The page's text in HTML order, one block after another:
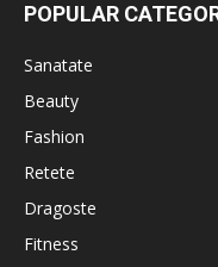
POPULAR
Sanatate
Beauty
Fashion
Retete
Dragoste
Fitness